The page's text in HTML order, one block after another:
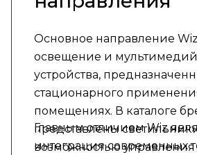
Основное направление
освещение и
устройства,
стационарного
помещениях. В каталоге
представлены
возможностью управления
Главным отличием Wiz
интеграция современных